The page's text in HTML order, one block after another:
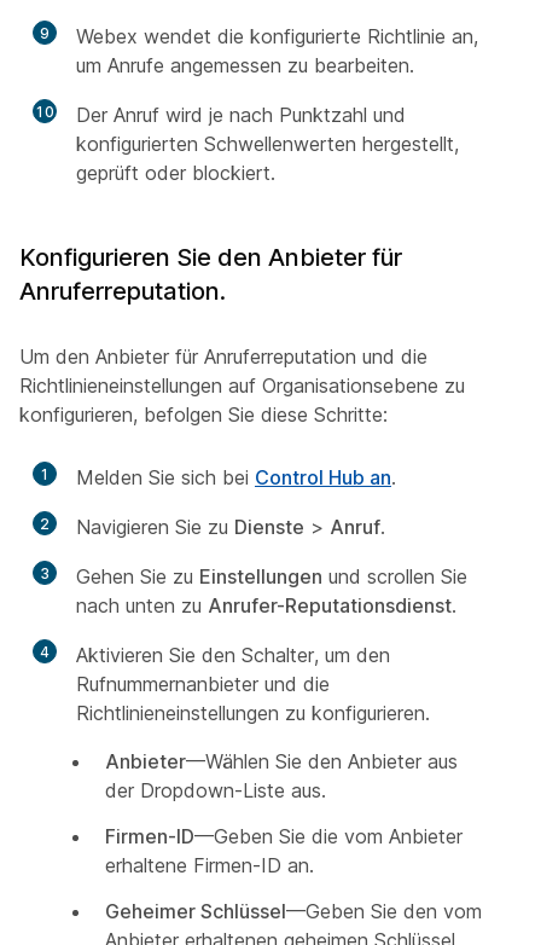
9
Webex wendet die konfigurierte Richtlinie an,
um Anrufe angemessen zu bearbeiten.
10
Der Anruf wird je nach Punktzahl und
konfigurierten Schwellenwerten hergestellt,
geprüft oder blockiert.
Konfigurieren Sie den Anbieter für
Anruferreputation.
Um den Anbieter für Anruferreputation und die
Richtlinieneinstellungen auf Organisationsebene zu
konfigurieren, befolgen Sie diese Schritte:
1 Melden Sie sich bei Control Hub an.
2 Navigieren Sie zu Dienste > Anruf.
3 Gehen Sie zu Einstellungen und scrollen Sie
nach unten zu Anrufer-Reputationsdienst.
4
Aktivieren Sie den Schalter, um den
Rufnummernanbieter und die
Richtlinieneinstellungen zu konfigurieren.
Anbieter—Wählen Sie den Anbieter aus
der Dropdown-Liste aus.
Firmen-ID—Geben Sie die vom Anbieter
erhaltene Firmen-ID an.
Geheimer Schlüssel—Geben Sie den vom
Anbieter erhaltenen geheimen Schlüssel